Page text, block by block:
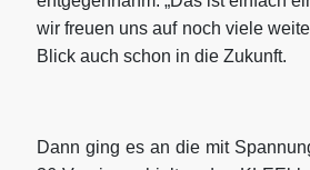
wir freuen uns auf noch viele
Blick auch schon in die Zukunft.
Dann ging es an die mit